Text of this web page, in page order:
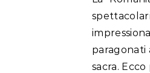
paragonati
sacra.